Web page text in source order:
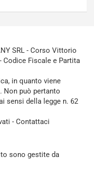
SRL - Corso Vittorio
Codice Fiscale e Partita
in quanto viene
Non può pertanto
sensi della legge n. 62
- Contattaci
sono gestite da